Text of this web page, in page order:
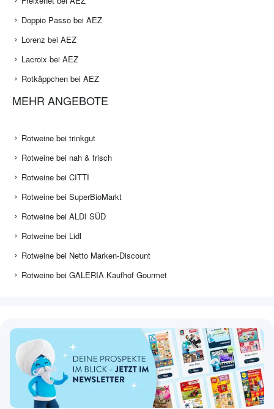
Doppio Passo bei AEZ
Lorenz bei AEZ
Lacroix bei AEZ
Rotkäppchen bei AEZ
MEHR ANGEBOTE
Rotweine bei trinkgut
Rotweine bei nah & frisch
Rotweine bei CITTI
Rotweine bei SuperBioMarkt
Rotweine bei ALDI SÜD
Rotweine bei Lidl
Rotweine bei Netto Marken-Discount
Rotweine bei GALERIA Kaufhof Gourmet